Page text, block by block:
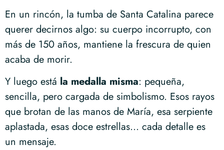
En un rincón, la tumba de Santa Catalina parece
querer decirnos algo: su cuerpo incorrupto, con
más de 150 años, mantiene la frescura de quien
acaba de morir.
Y luego está la medalla misma: pequeña,
sencilla, pero cargada de simbolismo. Esos rayos
que brotan de las manos de María, esa serpiente
aplastada, esas doce estrellas… cada detalle es
un mensaje.